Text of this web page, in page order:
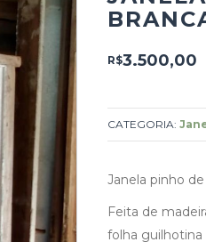
R$3.500,00
CATEGORIA:
Janela pinho
Feita de
folha guilhotina